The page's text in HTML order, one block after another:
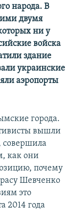
народа. В
двумя
ни у
войска
здание
украинские
аэропорты
города.
вышли
совершила
как они
почему
Шевченко
это
2014 года